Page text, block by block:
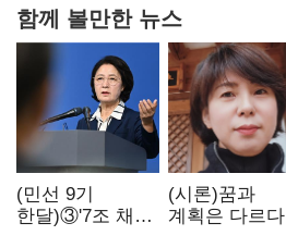
함께 볼만한 뉴스
(민선 9기
한달)③'7조 채무'
(시론)꿈과
계획은 다르다